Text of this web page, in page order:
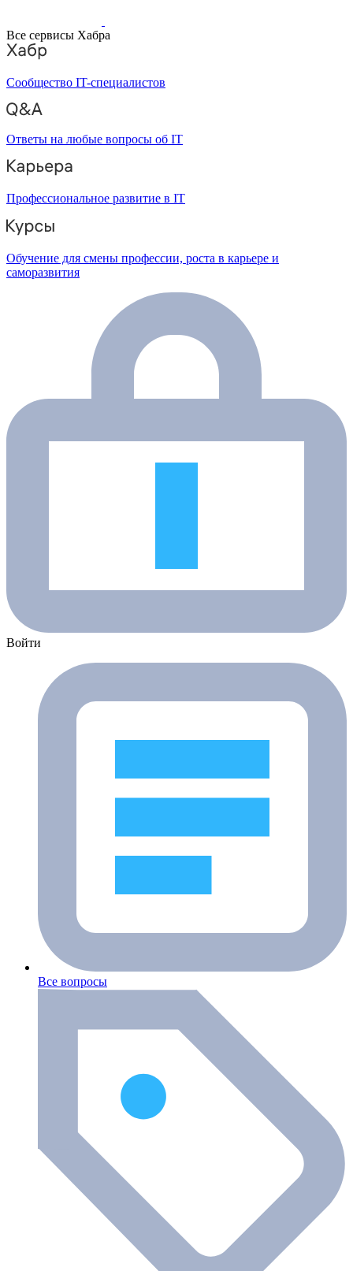
Все сервисы Хабра
Сообщество IT-специалистов
Ответы на любые вопросы об IT
Профессиональное развитие в IT
Обучение для смены профессии, роста в карьере и
саморазвития
Войти
Все вопросы